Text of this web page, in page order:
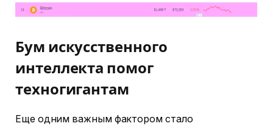
Бум искусственного
интеллекта помог
техногигантам
Еще одним важным фактором стало